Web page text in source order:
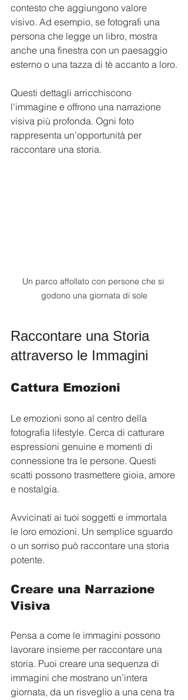
contesto che aggiungono valore
visivo. Ad esempio, se fotografi una
persona che legge un libro, mostra
anche una finestra con un paesaggio
esterno o una tazza di tè accanto a loro.
Questi dettagli arricchiscono
l'immagine e offrono una narrazione
visiva più profonda. Ogni foto
rappresenta un’opportunità per
raccontare una storia.
Un parco affollato con persone che si
godono una giornata di sole
Raccontare una Storia
attraverso le Immagini
Cattura Emozioni
Le emozioni sono al centro della
fotografia lifestyle. Cerca di catturare
espressioni genuine e momenti di
connessione tra le persone. Questi
scatti possono trasmettere gioia, amore
e nostalgia.
Avvicinati ai tuoi soggetti e immortala
le loro emozioni. Un semplice sguardo
o un sorriso può raccontare una storia
potente.
Creare una Narrazione
Visiva
Pensa a come le immagini possono
lavorare insieme per raccontare una
storia. Puoi creare una sequenza di
immagini che mostrano un’intera
giornata, da un risveglio a una cena tra